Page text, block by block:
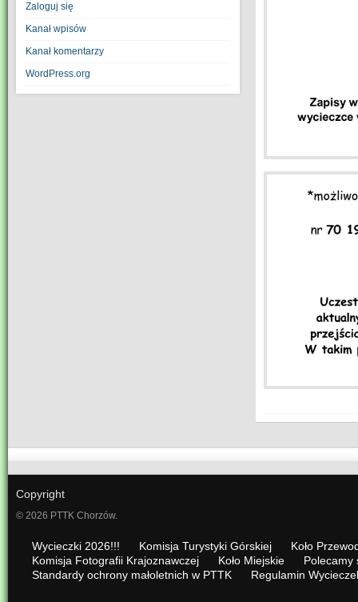
Zaloguj się
Kanał wpisów
Kanał komentarzy
WordPress.org
Copyright
© 2026 PTTK Chorzów.
Wycieczki 2026!!! Komisja Turystyki Górskiej
Koło
Komisja Fotografii Krajoznawczej
Koło Miejskie
Polecamy
Standardy ochrony małoletnich w PTTK
Regulamin